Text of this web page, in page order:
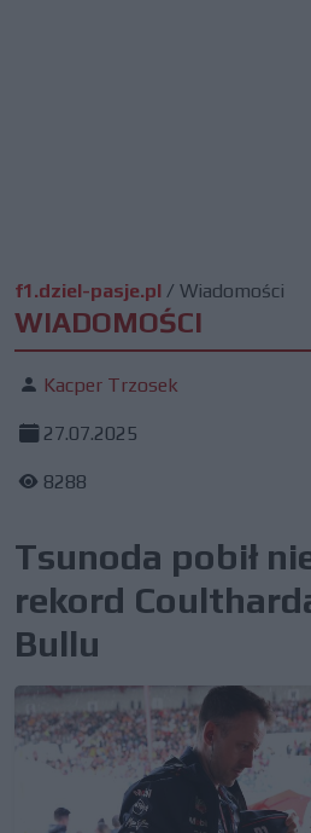
f1.dziel-pasje.pl / Wiadomości
WIADOMOŚCI
Kacper Trzosek
27.07.2025
8288
Tsunoda pobił
rekord
Bullu